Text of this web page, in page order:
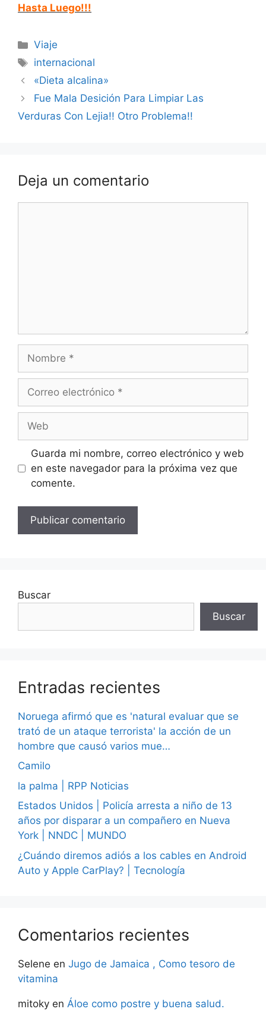
Hasta Luego!!!
Categorías
Viaje
Etiquetas
internacional
«Dieta alcalina»
Fue Mala Desición Para Limpiar Las
Verduras Con Lejia!! Otro Problema!!
Deja un comentario
Nombre
Correo
Web
Guarda mi nombre, correo electrónico y web
en este navegador para la próxima vez que
comente.
Buscar
Buscar
Entradas recientes
Noruega afirmó que es 'natural evaluar que se
trató de un ataque terrorista' la acción de un
hombre que causó varios mue…
Camilo
la palma | RPP Noticias
Estados Unidos | Policía arresta a niño de 13
años por disparar a un compañero en Nueva
York | NNDC | MUNDO
¿Cuándo diremos adiós a los cables en Android
Auto y Apple CarPlay? | Tecnología
Comentarios recientes
Selene en Jugo de Jamaica , Como tesoro de
vitamina
mitoky en Áloe como postre y buena salud.